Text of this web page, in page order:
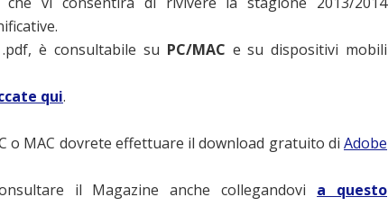
è consultabile su PC/MAC e su dispositivi mobili
qui.
o MAC dovrete effettuare il download gratuito di Adobe
il Magazine anche collegandovi a questo